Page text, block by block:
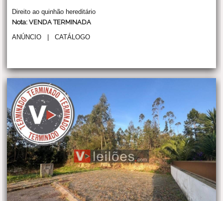
Direito ao quinhão hereditário
Nota: VENDA TERMINADA
ANÚNCIO |CATÁLOGO